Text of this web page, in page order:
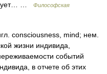
…
Философская
mind; нем.
жизни индивида,
событий
в отчете об этих